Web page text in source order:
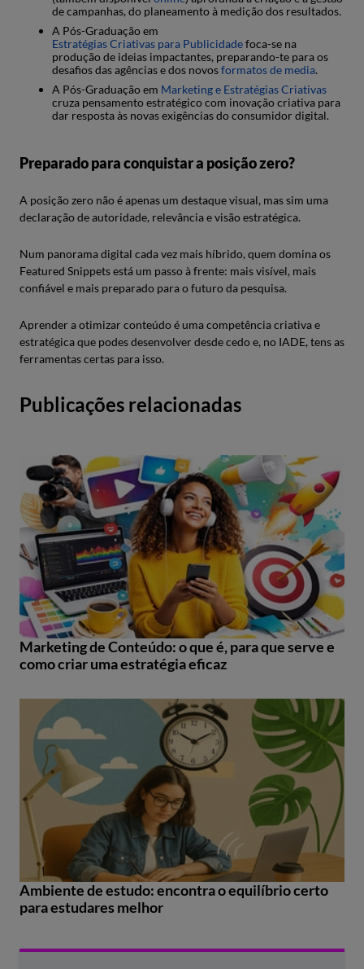
de campanhas, do planeamento à medição dos resultados.
A Pós-Graduação em
Estratégias Criativas para Publicidadefoca-se na
produção de ideias impactantes, preparando-te para os
desafios das agências e dos novosformatos de media.
A Pós-Graduação em Marketing e Estratégias Criativas
cruza pensamento estratégico com inovação criativa para
dar resposta às novas exigências do consumidor digital.
Preparado para conquistar a posição zero?
A posição zero não é apenas um destaque visual, mas sim uma
declaração de autoridade, relevância e visão estratégica.
Num panorama digital cada vez mais híbrido, quem domina os
Featured Snippets está um passo à frente: mais visível, mais
confiável e mais preparado para o futuro da pesquisa.
Aprender a otimizar conteúdo é uma competência criativa e
estratégica que podes desenvolver desde cedo e, no IADE, tens as
ferramentas certas para isso.
Publicações relacionadas
Marketing de Conteúdo: o que é, para que serve e
como criar uma estratégia eficaz
Ambiente de estudo: encontra o equilíbrio certo
para estudares melhor